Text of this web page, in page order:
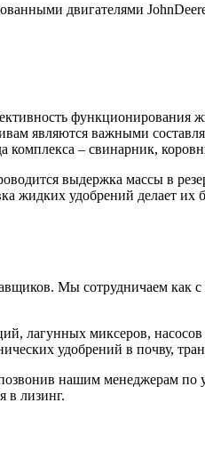
двигателями
функционирования
являются важными
комплекса – свинарник,
выдержка массы в
жидких удобрений делает
Мы сотрудничаем как
лагунных миксеров,
удобрений в почву,
нашим менеджерам по
в лизинг.